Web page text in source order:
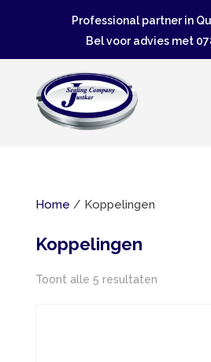
Professional partner in
Bel voor advies met
Home / Koppelingen
Koppelingen
Toont alle 5 resultaten